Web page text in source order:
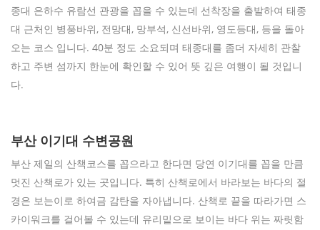
종대 은하수 유람선 관광을 꼽을 수 있는데 선착장을 출발하여 태종
대 근처인 병풍바위, 전망대, 망부석, 신선바위, 영도등대, 등을 돌아
오는 코스 입니다. 40분 정도 소요되며 태종대를 좀더 자세히 관찰
하고 주변 섬까지 한눈에 확인할 수 있어 뜻 깊은 여행이 될 것입니
다.
부산 이기대 수변공원
부산 제일의 산책코스를 꼽으라고 한다면 당연 이기대를 꼽을 만큼
멋진 산책로가 있는 곳입니다. 특히 산책로에서 바라보는 바다의 절
경은 보는이로 하여금 감탄을 자아냅니다. 산책로 끝을 따라가면 스
카이워크를 걸어볼 수 있는데 유리밑으로 보이는 바다 위는 짜릿함